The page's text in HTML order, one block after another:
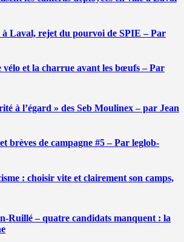
à Laval, rejet du pourvoi de SPIE – Par
et la charrue avant les bœufs – Par
à l’égard » des Seb Moulinex – par Jean
brèves de campagne #5 – Par leglob-
: choisir vite et clairement son camps,
Ruillé – quatre candidats manquent : la